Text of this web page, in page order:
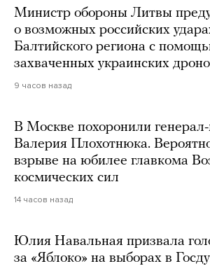
Министр обороны Литвы
о возможных российских
Балтийского региона с
захваченных украинских
9 часов назад
В Москве похоронили
Валерия Плохотнюка.
взрыве на юбилее главкома
космических сил
14 часов назад
Юлия Навальная призвала
за «Яблоко» на выборах в